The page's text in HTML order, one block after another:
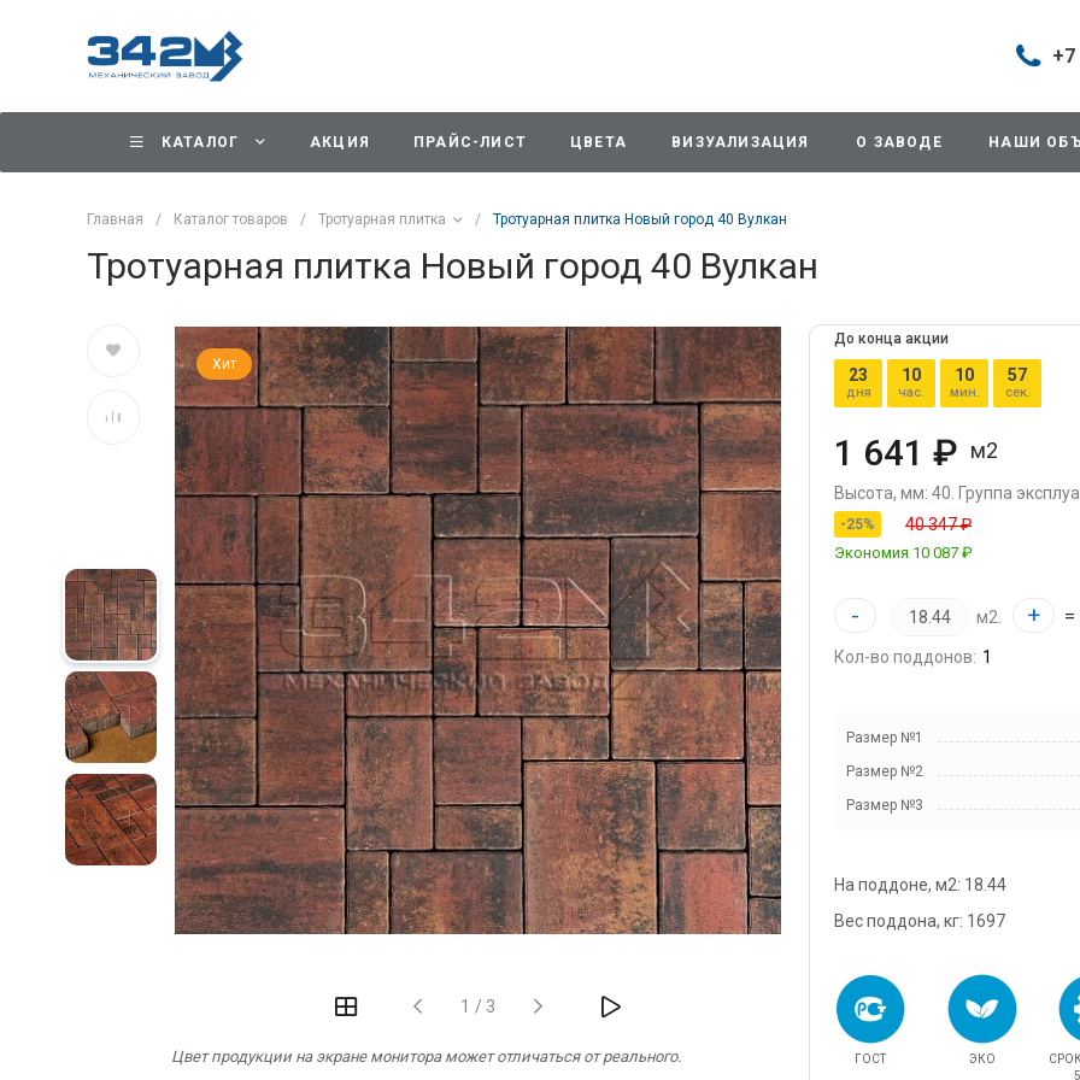
+7
+7
г.
д.11/10
+7
г.
г.
+7
КАТАЛОГ АКЦИЯ ПРАЙС-ЛИСТ ЦВЕТА ВИЗУАЛИЗАЦИЯ О ЗАВОДЕ НАШИ
Главная / Каталог товаров / Тротуарная плитка / Тротуарная плитка Новый город 40 Вулкан
Тротуарная плитка Новый город 40 Вулкан
Хит
1 / 3
Цвет продукции на экране монитора может отличаться от реального.
До конца акции
23
дня
10
час.
10
мин.
57
сек.
1 641 ₽ м2
Высота, мм: 40. Группа
-25% 40 347 ₽
Экономия 10 087 ₽
- м2. + =
Кол-во поддонов:
Размер №1
Размер №2
Размер №3
На поддоне, м2: 18.44
Вес поддона, кг: 1697
ГОСТ ЭКО